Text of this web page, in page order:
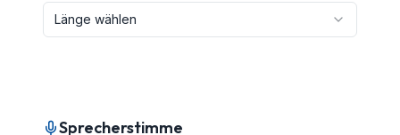
Länge wählen
Sprecherstimme